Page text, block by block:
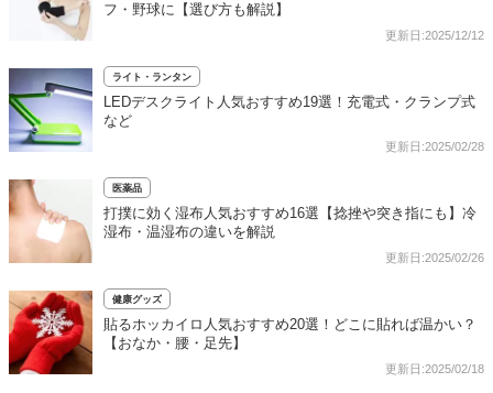
フ・野球に【選び方も解説】
更新日:2025/12/12
ライト・ランタン
LEDデスクライト人気おすすめ19選！充電式・クランプ式
など
更新日:2025/02/28
医薬品
打撲に効く湿布人気おすすめ16選【捻挫や突き指にも】冷
湿布・温湿布の違いを解説
更新日:2025/02/26
健康グッズ
貼るホッカイロ人気おすすめ20選！どこに貼れば温かい？
【おなか・腰・足先】
更新日:2025/02/18